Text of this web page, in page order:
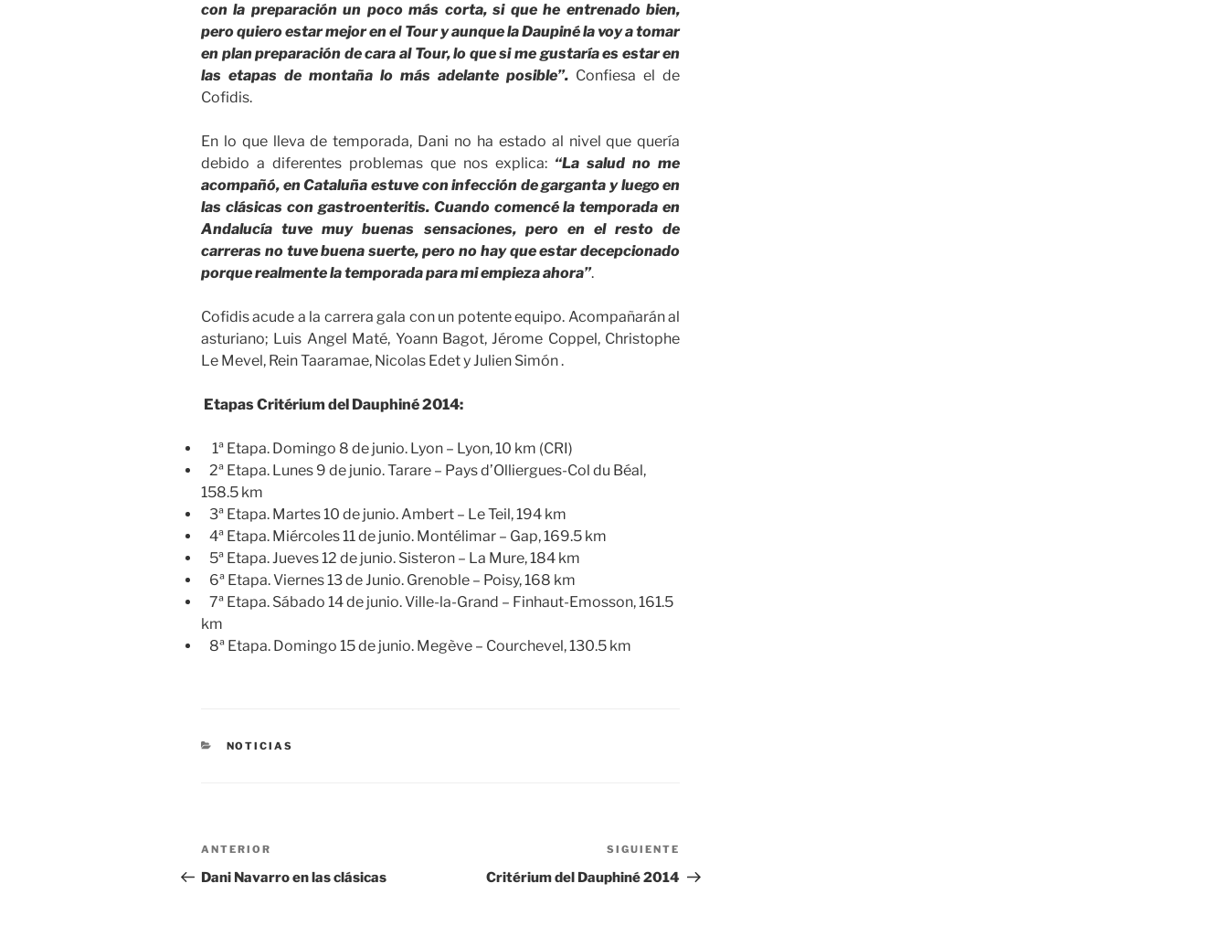
con la preparación un poco más corta, si que he entrenado bien,
pero quiero estar mejor en el Tour y aunque la Daupiné la voy a tomar
en plan preparación de cara al Tour, lo que si me gustaría es estar en
las etapas de montaña lo más adelante posible”. Confiesa el de
Cofidis.
En lo que lleva de temporada, Dani no ha estado al nivel que quería
debido a diferentes problemas que nos explica: “La salud no me
acompañó, en Cataluña estuve con infección de garganta y luego en
las clásicas con gastroenteritis. Cuando comencé la temporada en
Andalucía tuve muy buenas sensaciones, pero en el resto de
carreras no tuve buena suerte, pero no hay que estar decepcionado
porque realmente la temporada para mi empieza ahora”.
Cofidis acude a la carrera gala con un potente equipo. Acompañarán al
asturiano; Luis Angel Maté, Yoann Bagot, Jérome Coppel, Christophe
Le Mevel, Rein Taaramae, Nicolas Edet y Julien Simón .
Etapas Critérium del Dauphiné 2014:
1ª Etapa. Domingo 8 de junio. Lyon – Lyon, 10 km (CRI)
2ª Etapa. Lunes 9 de junio. Tarare – Pays d’Olliergues-Col du Béal,
158.5 km
3ª Etapa. Martes 10 de junio. Ambert – Le Teil, 194 km
4ª Etapa. Miércoles 11 de junio. Montélimar – Gap, 169.5 km
5ª Etapa. Jueves 12 de junio. Sisteron – La Mure, 184 km
6ª Etapa. Viernes 13 de Junio. Grenoble – Poisy, 168 km
7ª Etapa. Sábado 14 de junio. Ville-la-Grand – Finhaut-Emosson, 161.5
km
8ª Etapa. Domingo 15 de junio. Megève – Courchevel, 130.5 km
CATEGORÍAS
NOTICIAS
Navegación
de
Entrada
anterior:
ANTERIOR
Dani Navarro en las clásicas
entrada
SIGUIENTE
Critérium del Dauphiné 2014